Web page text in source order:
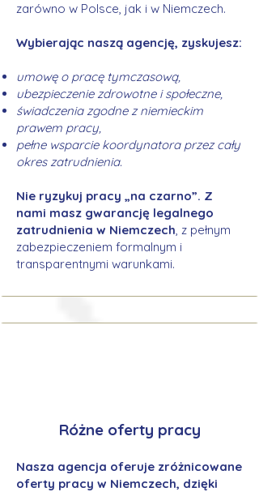
zarówno w Polsce, jak i w Niemczech.
Wybierając naszą agencję, zyskujesz:
umowę o pracę tymczasową,
ubezpieczenie zdrowotne i społeczne,
świadczenia zgodne z niemieckim
prawem pracy,
pełne wsparcie koordynatora przez cały
okres zatrudnienia.
Nie ryzykuj pracy „na czarno”. Z
nami masz gwarancję legalnego
zatrudnienia w Niemczech, z pełnym
zabezpieczeniem formalnym i
transparentnymi warunkami.
Różne oferty pracy
Nasza agencja oferuje zróżnicowane
oferty pracy w Niemczech, dzięki